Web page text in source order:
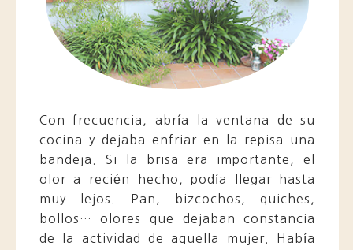
Con frecuencia, abría la ventana de su
cocina y dejaba enfriar en la repisa una
bandeja. Si la brisa era importante, el
olor a recién hecho, podía llegar hasta
muy lejos. Pan, bizcochos, quiches,
bollos… olores que dejaban constancia
de la actividad de aquella mujer. Había